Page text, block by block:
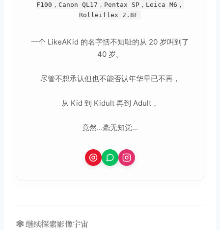
F100，Canon QL17，Pentax SP，Leica M6，
Rolleiflex 2.8F
一个 LikeAKid 的名字恬不知耻的从 20 岁叫到了
40 岁。
尽管不想承认但也不能否认年华早已不再，
从 Kid 到 Kidult 再到 Adult，
竟然...毫无知觉...
🕸️ 继续探索影像宇宙